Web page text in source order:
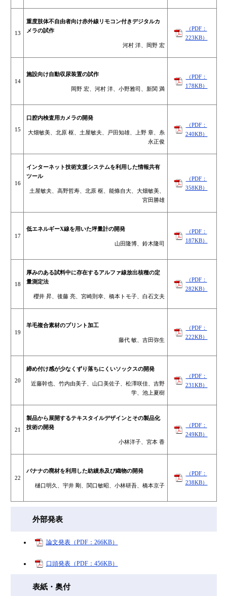
13
重度肢体不自由者向け赤外線リモコン付きデジタルカ
メラの試作
河村 洋、岡野 宏
（PDF：
223KB）
14
施設向け自動収尿装置の試作
岡野 宏、河村 洋、小野雅司、新関 満
（PDF：
178KB）
15
口腔内検査用カメラの開発
大畑敏美、北原 枢、土屋敏夫、戸田知雄、上野 章、糸
永正俊
（PDF：
240KB）
16
インターネット技術支援システムを利用した情報共有
ツール
土屋敏夫、高野哲寿、北原 枢、能條自大、大畑敏美、
宮田勝雄
（PDF：
358KB）
17
低エネルギーX線を用いた坪量計の開発
山田隆博、鈴木隆司
（PDF：
187KB）
18
厚みのある試料中に存在するアルファ線放出核種の定
量測定法
櫻井 昇、後藤 亮、宮崎則幸、橋本トモ子、白石文夫
（PDF：
282KB）
19
羊毛複合素材のプリント加工
藤代 敏、吉田弥生
（PDF：
222KB）
20
締め付け感が少なくずり落ちにくいソックスの開発
近藤幹也、竹内由美子、山口美佐子、松澤咲佳、吉野
学、池上夏樹
（PDF：
231KB）
21
製品から展開するテキスタイルデザインとその製品化
技術の開発
小林洋子、宮本 香
（PDF：
249KB）
22
バナナの廃材を利用した紡績糸及び織物の開発
樋口明久、宇井 剛、関口敏昭、小林研吾、橋本京子
（PDF：
238KB）
外部発表
論文発表（PDF：266KB）
口頭発表（PDF：456KB）
表紙・奥付